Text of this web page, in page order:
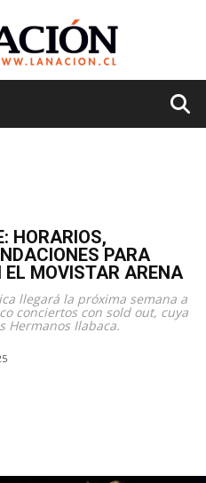
HORARIOS,
PARA
EL MOVISTAR ARENA
llegará la próxima semana a
conciertos con sold out, cuya
Hermanos Ilabaca.